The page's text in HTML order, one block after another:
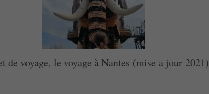
de voyage, le voyage à Nantes (mise a jour 2021)